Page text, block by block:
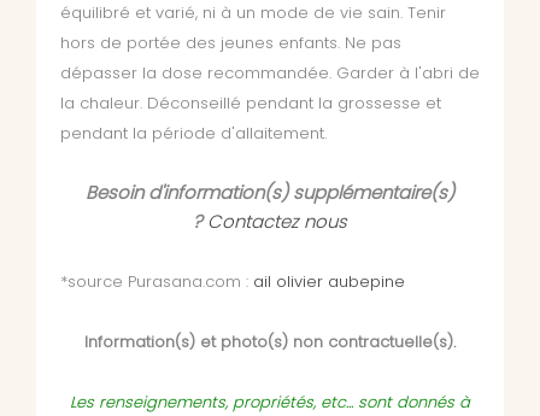
équilibré et varié, ni à un mode de vie sain. Tenir
hors de portée des jeunes enfants. Ne pas
dépasser la dose recommandée. Garder à l'abri de
la chaleur. Déconseillé pendant la grossesse et
pendant la période d'allaitement.
Besoin d'information(s) supplémentaire(s)
?Contactez nous
*source Purasana.com : ail olivier aubepine
Information(s) et photo(s) non contractuelle(s).
Les renseignements, propriétés, etc... sont donnés à